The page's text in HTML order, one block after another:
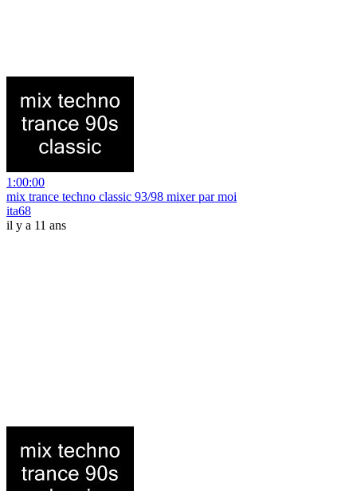
1:00:00
mix trance techno classic 93/98 mixer par moi
ita68
il y a 11 ans